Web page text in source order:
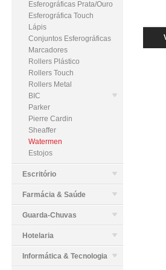
Esferográficas Prata/Ouro
Esferográfica Touch
Lápis
Conjuntos Esferográficas
Marcadores
Rollers Plástico
Rollers Touch
Rollers Metal
BIC
Parker
Pierre Cardin
Sheaffer
Watermen
Estojos
Escritório
Farmácia & Saúde
Guarda-Chuvas
Hotelaria
Informática & Tecnologia